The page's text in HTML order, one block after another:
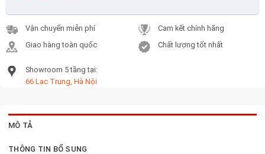
Vận chuyển miễn phí
Giao hàng toàn quốc
Cam kết chính hãng
Chất lượng tốt nhất
Showroom 5 tầng tại:
66 Lạc Trung, Hà Nội
MÔ TẢ
THÔNG TIN BỔ SUNG